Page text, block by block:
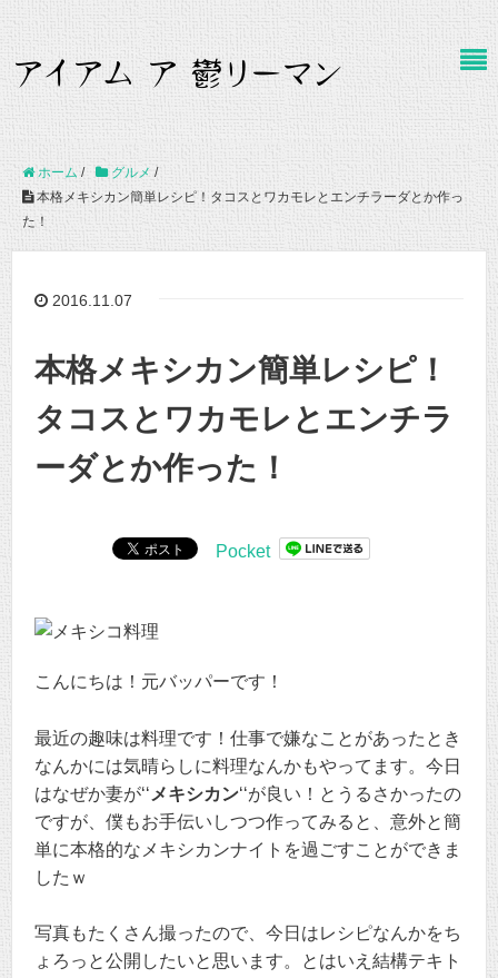
ホーム / グルメ /
本格メキシカン簡単レシピ！タコスとワカモレとエンチラーダとか作っ
た！
2016.11.07
本格メキシカン簡単レシピ！
タコスとワカモレとエンチラ
ーダとか作った！
Pocket
こんにちは！元バッパーです！
最近の趣味は料理です！仕事で嫌なことがあったとき
なんかには気晴らしに料理なんかもやってます。今日
はなぜか妻が‘‘ メキシカン‘‘が良い！とうるさかったの
ですが、僕もお手伝いしつつ作ってみると、意外と簡
単に本格的なメキシカンナイトを過ごすことができま
したｗ
写真もたくさん撮ったので、今日はレシピなんかをち
ょろっと公開したいと思います。とはいえ結構テキト